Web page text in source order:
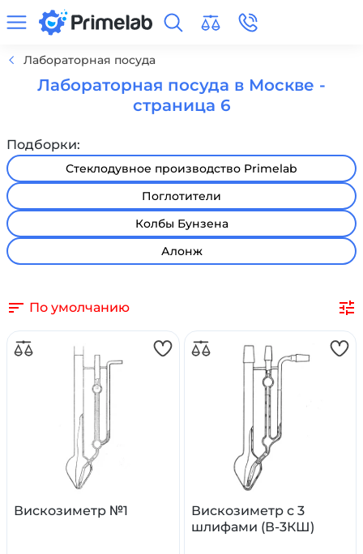
Лабораторная посуда
Лабораторная посуда в Москве -
страница 6
Подборки:
Стеклодувное производство Primelab
Поглотители
Колбы Бунзена
Алонж
По умолчанию
Вискозиметр №1
Вискозиметр с 3
шлифами (В-3КШ)